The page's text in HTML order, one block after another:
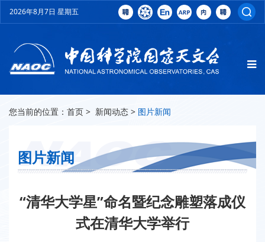
2026年8月7日 星期五
您当前的位置： 首页 > 新闻动态 > 图片新闻
图片新闻
“清华大学星”命名暨纪念雕塑落成仪
式在清华大学举行